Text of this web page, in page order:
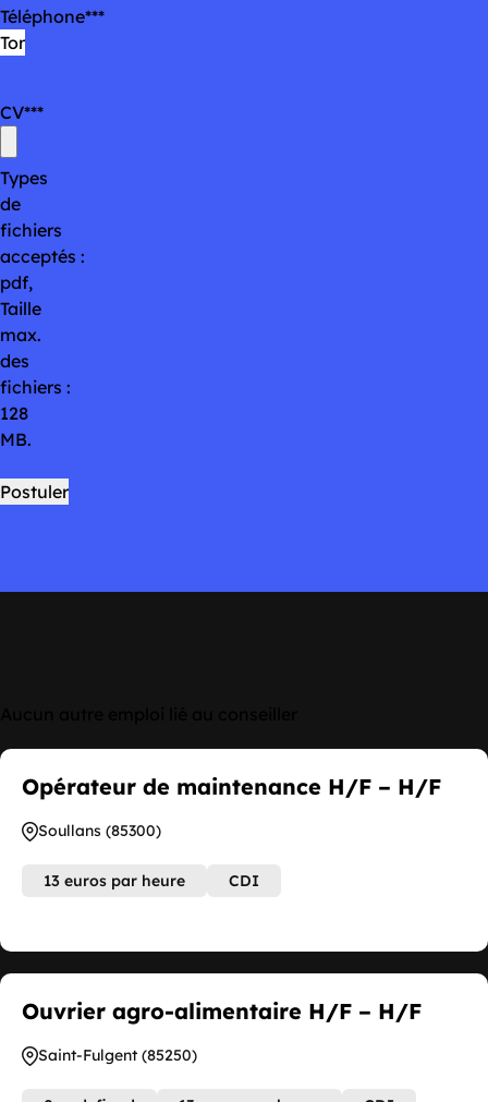
Téléphone*
CV*
Types
de
fichiers
acceptés :
pdf,
Taille
max.
des
fichiers :
128
MB.
Opérateur de maintenance H/F – H/F
Soullans (85300)
13 euros par heure CDI
Ouvrier agro-alimentaire H/F – H/F
Saint-Fulgent (85250)